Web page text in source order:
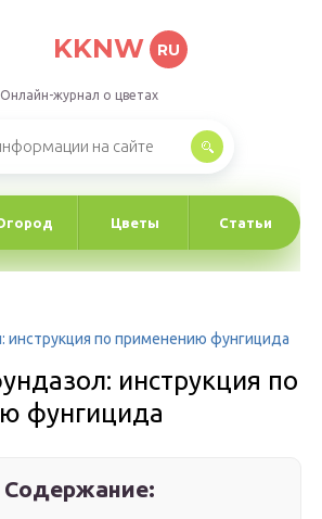
KKNW RU
Онлайн-журнал о цветах
Цветы Статьи
инструкция по применению фунгицида
инструкция по
фунгицида
Содержание: